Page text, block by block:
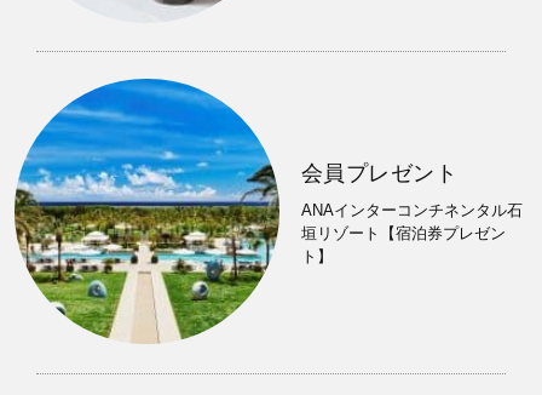
会員プレゼント
ANAインターコンチネンタル石
垣リゾート【宿泊券プレゼン
ト】